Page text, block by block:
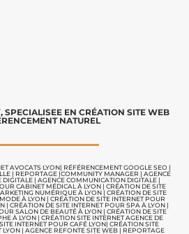
SPECIALISEE EN CRÉATION SITE WEB
NATUREL
AVOCATS LYON| RÉFÉRENCEMENT GOOGLE SEO |
| REPORTAGE |COMMUNITY MANAGER | AGENCE
DIGITALE| AGENCE COMMUNICATIONDIGITALE |
CABINET MÉDICAL À LYON | CRÉATION DE SITE
NUMÉRIQUE À LYON| CRÉATION DE SITE
À LYON | CRÉATION DE SITE INTERNET POUR
| CRÉATION DE SITE INTERNET POUR SPA À LYON |
SALON DE BEAUTÉ À LYON | CRÉATION DE SITE
À LYON| CRÉATION SITE INTERNET AGENCE DE
INTERNET POUR CAFÉ LYON| CRÉATION SITE
LYON| AGENCE REFONTE SITE WEB| REPORTAGE